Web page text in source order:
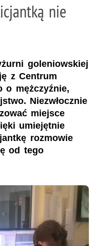
nie
goleniowskiej
z Centrum
o mężczyźnie,
Niezwłocznie
miejsce
umiejętnie
rozmowie
od tego